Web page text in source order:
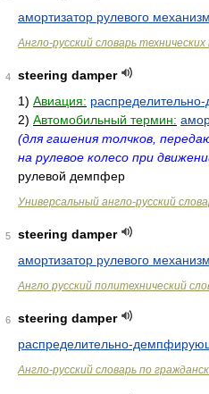
амортизатор рулевого
Англо-русский словарь
4
steering damper
1) Авиация:
2) Автомобильный термин:
(для гашения толчков,
на рулевое колесо при
рулевой демпфер
Универсальный англо-русский
5
steering damper
амортизатор рулевого
Англо русский политехнический
6
steering damper
распределительно-
Англо-русский словарь по